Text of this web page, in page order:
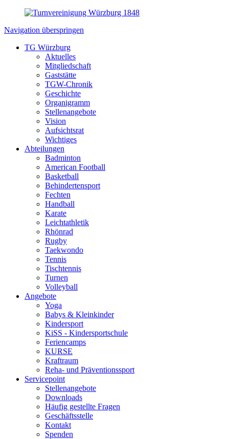
Navigation überspringen
TG Würzburg
Aktuelles
Mitgliedschaft
Gaststätte
TGW-Chronik
Geschichte
Organigramm
Stellenangebote
Vision
Aufsichtsrat
Wichtiges
Abteilungen
Badminton
American Football
Basketball
Behindertensport
Fechten
Handball
Karate
Leichtathletik
Rhönrad
Rugby
Taekwondo
Tennis
Tischtennis
Turnen
Volleyball
Angebote
Yoga
Babys & Kleinkinder
Kindersport
KiSS - Kindersportschule
Feriencamps
KURSE
Kraftraum
Reha- und Präventionssport
Servicepoint
Stellenangebote
Downloads
Häufig gestellte Fragen
Geschäftsstelle
Kontakt
Spenden